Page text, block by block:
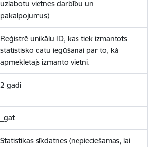
uzlabotu vietnes darbību un
pakalpojumus)
Reģistrē unikālu ID, kas tiek izmantots
statistisko datu iegūšanai par to, kā
apmeklētājs izmanto vietni.
2 gadi
_gat
Statistikas sīkdatnes (nepieciešamas, lai